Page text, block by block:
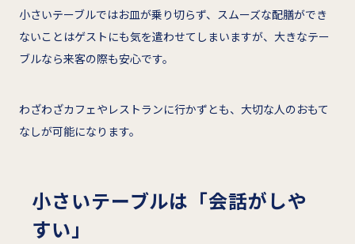
小さいテーブルではお皿が乗り切らず、スムーズな配膳ができ
ないことはゲストにも気を遣わせてしまいますが、大きなテー
ブルなら来客の際も安心です。
わざわざカフェやレストランに行かずとも、大切な人のおもて
なしが可能になります。
小さいテーブルは「会話がしや
すい」